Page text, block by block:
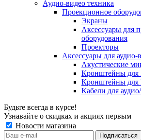
Аудио-видео техника
Проекционное
Экраны
Аксессуары для
оборудования
Проекторы
Аксессуары для аудио-
Акустические
Кронштейны для
Кронштейны для
Кабели для
Будьте всегда в курсе!
Узнавайте о скидках и акциях первым
Новости магазина